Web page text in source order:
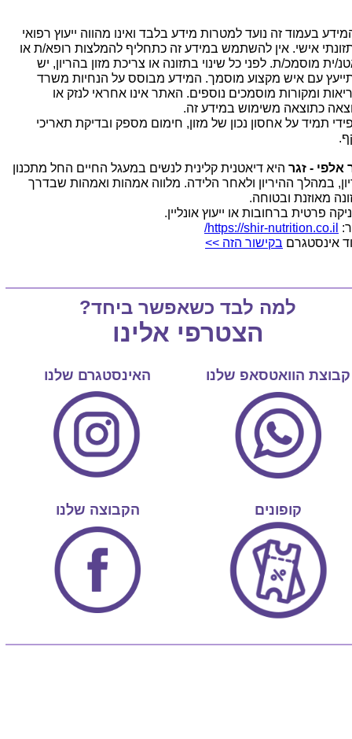
בעמוד זה נועד למטרות מידע בלבד ואינו מהווה ייעוץ רפואי
אישי. אין להשתמש במידע זה כתחליף להמלצות רופא/ת או
ית מוסמכ/ת. לפני כל שינוי בתזונה או צריכת מזון בהריון, יש
עם איש מקצוע מוסמך. המידע מבוסס על הנחיות משרד
ומקורות מוסמכים נוספים. האתר אינו אחראי לנזק או
כתוצאה משימוש במידע זה.
תמיד על אחסון נכון של מזון, חימום מספק ובדיקת תאריכי
אלפי - זגר היא דיאטנית קלינית לנשים במעגל החיים החל מתכנון
במהלך ההיריון ולאחר הלידה. מלווה אמהות ואמהות שבדרך
מאוזנת ובטוחה.
פרטית ברחובות או ייעוץ אונליין.
https://shir-nutrition.co.il/
אינסטגרם בקישור הזה >>
למה לבד כשאפשר ביחד?
הצטרפי אלינו
קבוצת הוואטסאפ שלנו האינסטגרם שלנו
קופונים הקבוצה שלנו